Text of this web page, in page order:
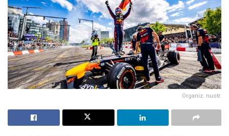
Organiz. nuotr.